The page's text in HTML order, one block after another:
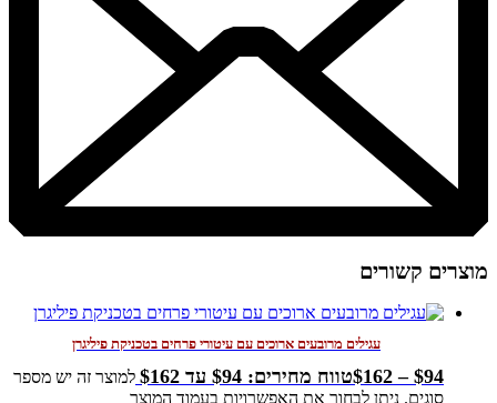
מוצרים קשורים
עגילים מרובעים ארוכים עם עיטורי פרחים בטכניקת פיליגרן
$94
–
$162 טווח מחירים: ⁦$94⁩ עד ⁦$162⁩
למוצר זה יש מספר
סוגים. ניתן לבחור את האפשרויות בעמוד המוצר